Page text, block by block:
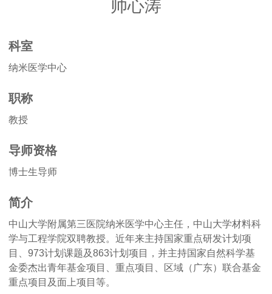
帅心涛
科室
纳米医学中心
职称
教授
导师资格
博士生导师
简介
中山大学附属第三医院纳米医学中心主任，中山大学材料科
学与工程学院双聘教授。近年来主持国家重点研发计划项
目、973计划课题及863计划项目，并主持国家自然科学基
金委杰出青年基金项目、重点项目、区域（广东）联合基金
重点项目及面上项目等。